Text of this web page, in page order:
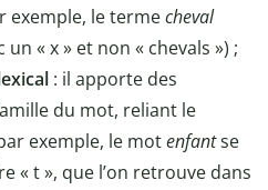
exemple, le termecheval
un « x » et non « chevals ») ;
: il apporte des
du mot, reliant le
exemple, le motenfantse
« t », que l’on retrouve dans